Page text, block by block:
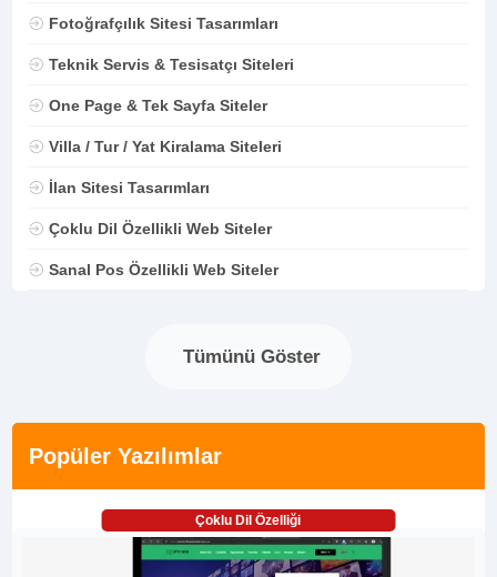
Fotoğrafçılık Sitesi Tasarımları
Teknik Servis & Tesisatçı Siteleri
One Page & Tek Sayfa Siteler
Villa / Tur / Yat Kiralama Siteleri
İlan Sitesi Tasarımları
Çoklu Dil Özellikli Web Siteler
Sanal Pos Özellikli Web Siteler
Tümünü Göster
Popüler Yazılımlar
Çoklu Dil Özelliği